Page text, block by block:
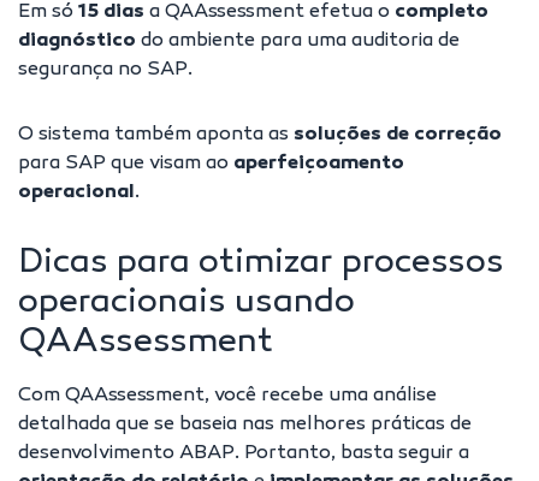
Em só 15 dias a QAAssessment efetua o completo
diagnóstico do ambiente para uma auditoria de
segurança no SAP.
O sistema também aponta as soluções de correção
para SAP que visam ao aperfeiçoamento
operacional.
Dicas para otimizar processos
operacionais usando
QAAssessment
Com QAAssessment, você recebe uma análise
detalhada que se baseia nas melhores práticas de
desenvolvimento ABAP. Portanto, basta seguir a